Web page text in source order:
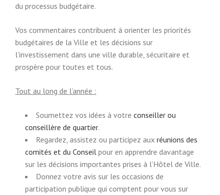
du processus budgétaire.
Vos commentaires contribuent à orienter les priorités
budgétaires de la Ville et les décisions sur
l’investissement dans une ville durable, sécuritaire et
prospère pour toutes et tous.
Tout au long de l’année :
Soumettez vos idées à votre conseiller ou
conseillère de quartier(
E
x
t
e
r
.
Regardez, assistez ou participez aux réunions des
comités et du Conseil
E
x
t
pour en apprendre davantage
sur les décisions importantes prises à l’Hôtel de Ville.
Donnez votre avis sur les occasions de
participation publique qui comptent pour vous sur